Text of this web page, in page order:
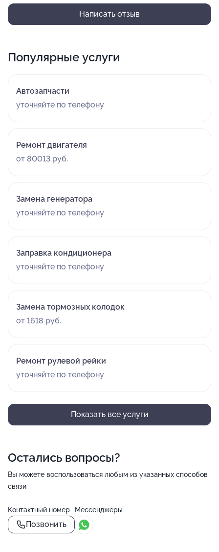
Написать отзыв
Популярные услуги
Автозапчасти
уточняйте по телефону
Ремонт двигателя
от 80013 руб.
Замена генератора
уточняйте по телефону
Заправка кондиционера
уточняйте по телефону
Замена тормозных колодок
от 1618 руб.
Ремонт рулевой рейки
уточняйте по телефону
Показать все услуги
Остались вопросы?
Вы можете воспользоваться любым из указанных способов
связи
Контактный номер
Позвонить
Мессенджеры